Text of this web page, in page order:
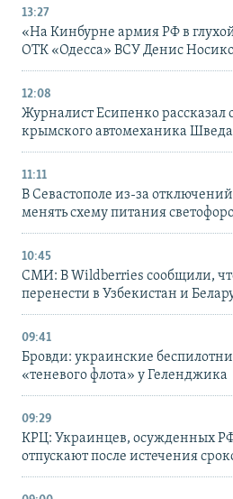
13:27
«На Кинбурне армия РФ в
ОТК «Одесса» ВСУ Денис
12:08
Журналист Есипенко рассказал
крымского автомеханика Шведа
11:11
В Севастополе из-за
менять схему питания
10:45
СМИ: В Wildberries сообщили,
перенести в Узбекистан и
09:41
Бровди: украинские
«теневого флота» у Геленджика
09:29
КРЦ: Украинцев, осужденных
отпускают после истечения